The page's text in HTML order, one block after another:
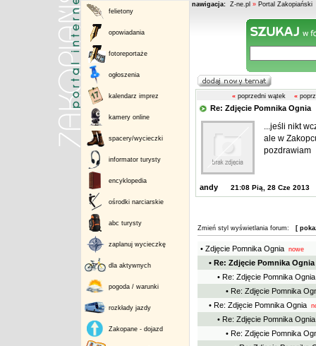
felietony
opowiadania
fotoreportaże
ogłoszenia
kalendarz imprez
kamery online
spacery/wycieczki
informator turysty
encyklopedia
ośrodki narciarskie
abc turysty
zaplanuj wycieczkę
dla aktywnych
pogoda / warunki
rozkłady jazdy
Zakopane - dojazd
nawigacja: Z-ne.pl » Portal Zakopiański
«poprzedni wątek «
Re: Zdjęcie Pomnika
...jeśli nikt
ale w
pozdrawiam
andy 21:08 Pią, 28 Cze 2013
Zmień styl wyświetlania forum: [
• Zdjęcie Pomnika Ognianowe
• Re: Zdjęcie Pomnika Ognia
• Re: Zdjęcie Pomnika Ognia
• Re: Zdjęcie Pomnika
• Re: Zdjęcie Pomnika Ognia
• Re: Zdjęcie Pomnika Ognia
• Re: Zdjęcie Pomnika